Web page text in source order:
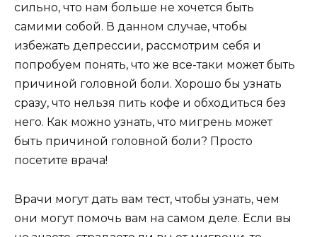
сильно, что нам больше не хочется быть
самими собой. В данном случае, чтобы
избежать депрессии, рассмотрим себя и
попробуем понять, что же все-таки может быть
причиной головной боли. Хорошо бы узнать
сразу, что нельзя пить кофе и обходиться без
него. Как можно узнать, что мигрень может
быть причиной головной боли? Просто
посетите врача!
Врачи могут дать вам тест, чтобы узнать, чем
они могут помочь вам на самом деле. Если вы